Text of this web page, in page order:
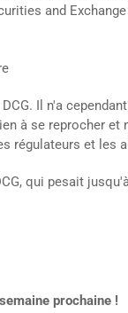
and
Il n'a
à se reprocher et
régulateurs et les
qui pesait
prochaine !